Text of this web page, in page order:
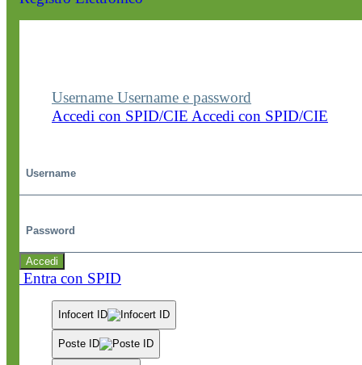
Username Username e password
Accedi con SPID/CIE Accedi con SPID/CIE
Accedi
Entra con SPID
Infocert ID
Poste ID